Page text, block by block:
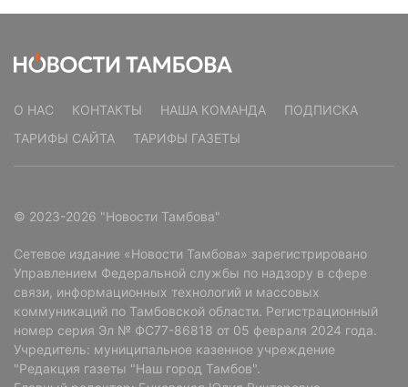
О НАС КОНТАКТЫ НАША КОМАНДА
ПОДПИСКА
ТАРИФЫ САЙТА
ТАРИФЫ ГАЗЕТЫ
© 2023-2026 "Новости Тамбова"
Сетевое издание «Новости Тамбова» зарегистрировано
Управлением Федеральной службы по надзору в сфере
связи, информационных технологий и массовых
коммуникаций по Тамбовской области. Регистрационный
номер серия Эл № ФС77-86818 от 05 февраля 2024 года.
Учредитель: муниципальное казенное учреждение
"Редакция газеты "Наш город Тамбов".